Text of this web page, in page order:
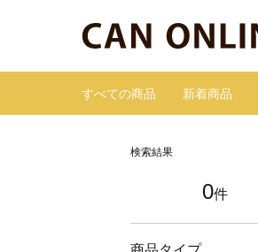
すべての商品 新着商品
検索結果
0件